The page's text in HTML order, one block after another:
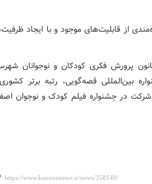
از قابلیت‌های موجود و با ایجاد
پرورش فکری کودکان و نوجوانان
بین‌المللی قصه‌گویی، رتبه برتر
در کانون و شرکت در جشنواره فیلم کودک و نوجوان